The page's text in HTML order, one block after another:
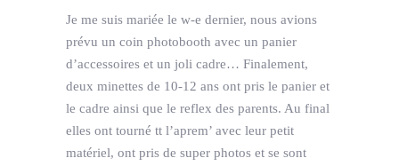
Je me suis mariée le w-e dernier, nous avions
prévu un coin photobooth avec un panier
d’accessoires et un joli cadre… Finalement,
deux minettes de 10-12 ans ont pris le panier et
le cadre ainsi que le reflex des parents. Au final
elles ont tourné tt l’aprem’ avec leur petit
matériel, ont pris de super photos et se sont